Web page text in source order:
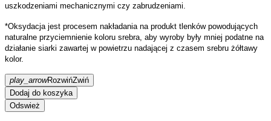
uszkodzeniami mechanicznymi czy zabrudzeniami.
*Oksydacja jest procesem nakładania na produkt tlenków powodujących
naturalne przyciemnienie koloru srebra, aby wyroby były mniej podatne na
działanie siarki zawartej w powietrzu nadającej z czasem srebru żółtawy
kolor.
play_arrowRozwińZwiń
Dodaj do koszyka